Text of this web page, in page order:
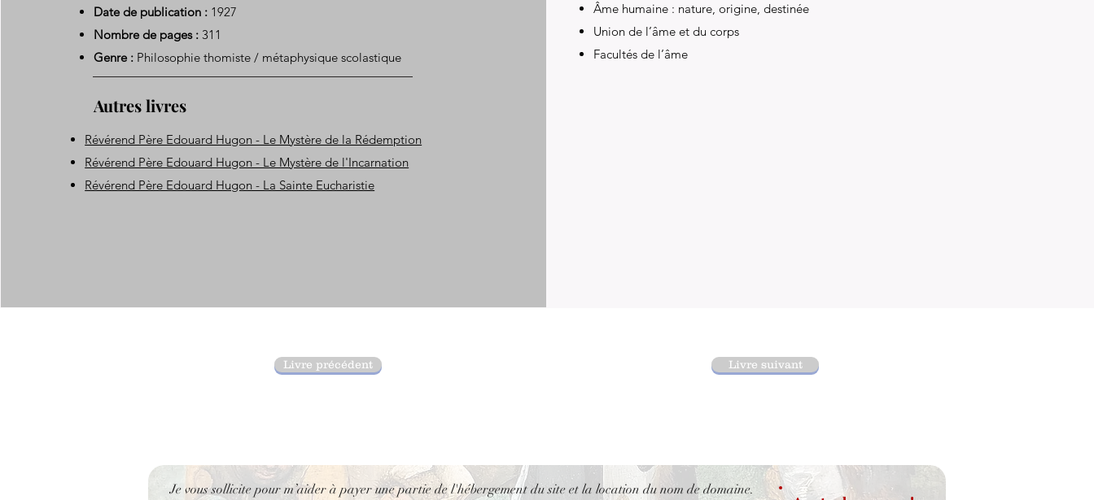
Date de publication : 1927
Nombre de pages : 311
Genre : Philosophie thomiste / métaphysique scolastique
Autres livres
Révérend Père Edouard Hugon - Le Mystère de la Rédemption
Révérend Père Edouard Hugon - Le Mystère de l'Incarnation
Révérend Père Edouard Hugon - La Sainte Eucharistie
Âme humaine : nature, origine, destinée
Union de l’âme et du corps
Facultés de l’âme
Livre précédent Livre suivant
Je vous sollicite pour m’aider à payer une partie de l'hébergement du site et la location du nom de domaine.